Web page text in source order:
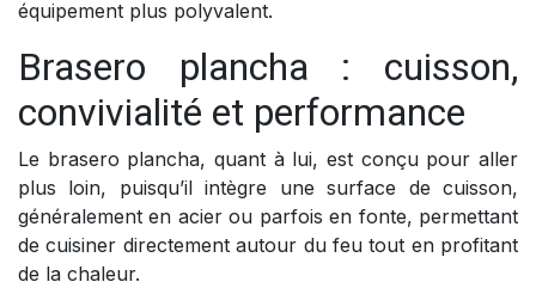
équipement plus polyvalent.
Brasero plancha : cuisson,
convivialité et performance
Le brasero plancha, quant à lui, est conçu pour aller
plus loin, puisqu’il intègre une surface de cuisson,
généralement en acier ou parfois en fonte, permettant
de cuisiner directement autour du feu tout en profitant
de la chaleur.